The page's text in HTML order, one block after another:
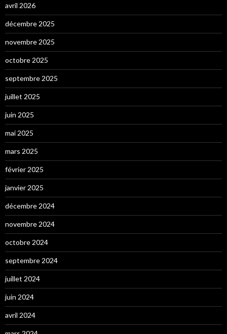
avril 2026
décembre 2025
novembre 2025
octobre 2025
septembre 2025
juillet 2025
juin 2025
mai 2025
mars 2025
février 2025
janvier 2025
décembre 2024
novembre 2024
octobre 2024
septembre 2024
juillet 2024
juin 2024
avril 2024